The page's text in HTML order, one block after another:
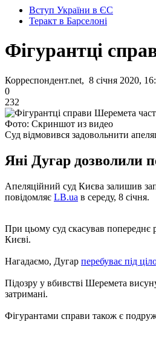
Вступ України в ЄС
Теракт в Барселоні
Фігурантці
Корреспондент.net, 8 січня 2020,
0
232
Фото: Скриншот из видео
Суд відмовився задовольнити
Яні Дугар дозволили
Апеляційний суд Києва залишив
повідомляє LB.ua в середу, 8 січня.
При цьому суд скасував попереднє
Києві.
Нагадаємо, Дугар перебуває під
Підозру у вбивстві Шеремета
затримані.
Фігурантами справи також є